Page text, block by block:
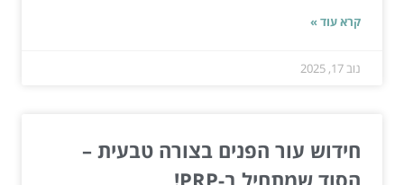
קרא עוד »
נוב 17, 2025
חידוש עור הפנים בצורה טבעית –